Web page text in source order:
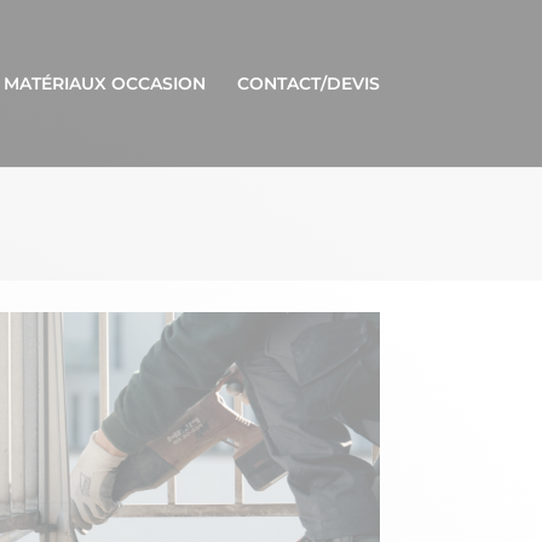
MATÉRIAUX OCCASION CONTACT/DEVIS